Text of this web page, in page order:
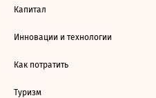
Капитал
Инновации и технологии
Как потратить
Туризм